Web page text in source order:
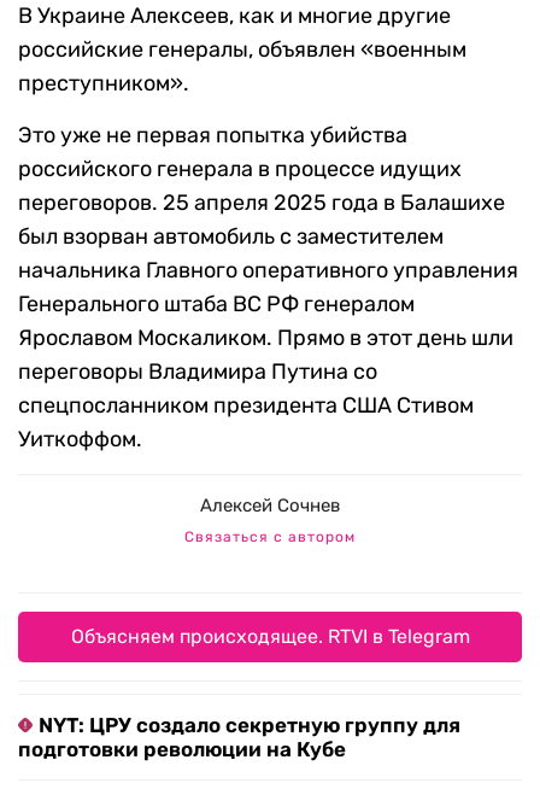
В Украине Алексеев, как и многие другие
российские генералы, объявлен «военным
преступником».
Это уже не первая попытка убийства
российского генерала в процессе идущих
переговоров. 25 апреля 2025 года в Балашихе
был взорван автомобиль с заместителем
начальника Главного оперативного управления
Генерального штаба ВС РФ генералом
Ярославом Москаликом. Прямо в этот день шли
переговоры Владимира Путина со
спецпосланником президента США Стивом
Уиткоффом.
Алексей Сочнев
Связаться с автором
Объясняем происходящее. RTVI в Telegram
NYT: ЦРУ создало секретную группу для
подготовки революции на Кубе